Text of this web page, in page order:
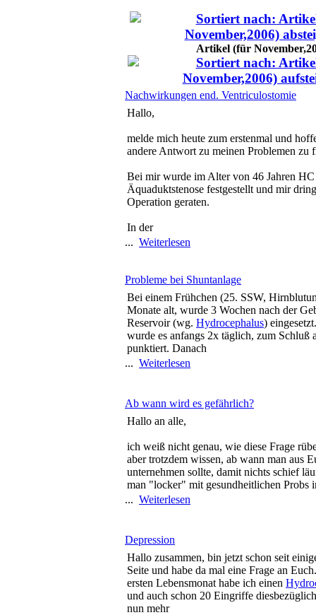
Artikel (für
Nachwirkungen end. Ventriculostomie
Hallo,
melde mich heute zum erstenmal und
andere Antwort zu meinen Problemen zu
Bei mir wurde im Alter von 46 Jahren
Äquaduktstenose festgestellt und mir
Operation geraten.
In der
... Weiterlesen
Probleme bei Shuntanlage
Bei einem Frühchen (25. SSW,
Monate alt, wurde 3 Wochen nach der
Reservoir (wg. Hydrocephalus)
wurde es anfangs 2x täglich, zum Schluß
punktiert. Danach
... Weiterlesen
Ab wann wird es gefährlich?
Hallo an alle,
ich weiß nicht genau, wie diese Frage
aber trotzdem wissen, ab wann man aus
unternehmen sollte, damit nichts schief
man "locker" mit gesundheitlichen Probs
... Weiterlesen
Depression
Hallo zusammen, bin jetzt schon seit
Seite und habe da mal eine Frage an
ersten Lebensmonat habe ich einen
und auch schon 20 Eingriffe
nun mehr